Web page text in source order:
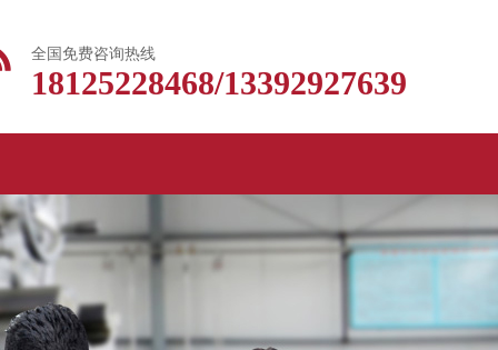
全国免费咨询热线
18125228468/13392927639